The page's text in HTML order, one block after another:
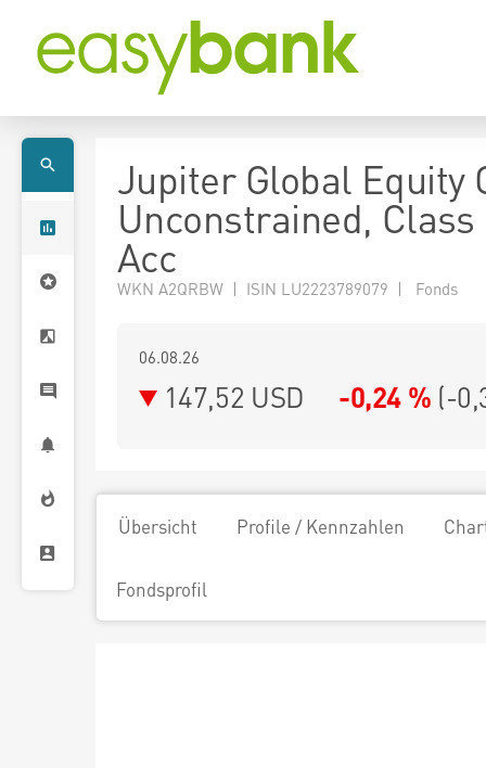
Jupiter Global Equity
Unconstrained, Class
Acc
WKN A2QRBW | ISIN LU2223789079 | Fonds
06.08.26
147,52 USD -0,24 % (-
Übersicht Profile / Kennzahlen
Fondsprofil